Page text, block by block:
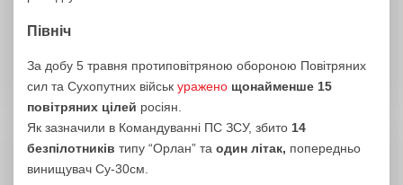
Північ
За добу 5 травня протиповітряною обороною Повітряних
сил та Сухопутних військ уражено щонайменше 15
повітряних цілей росіян.
Як зазначили в Командуванні ПС ЗСУ, збито 14
безпілотників типу “Орлан” та один літак, попередньо
винищувач Су-30см.